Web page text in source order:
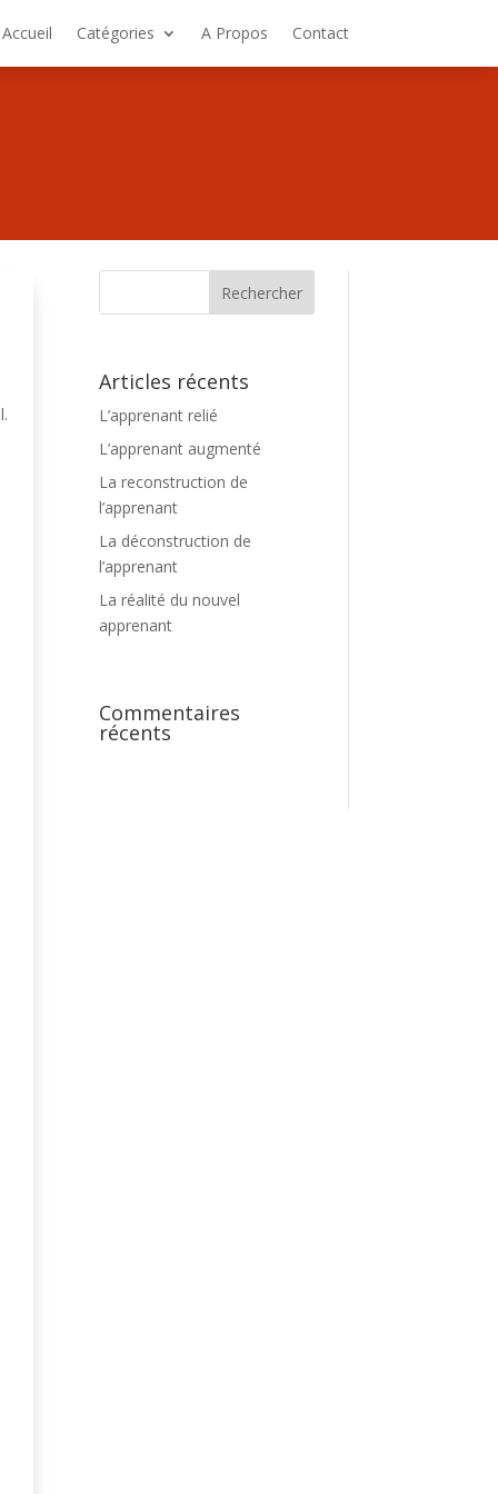
Accueil Catégories A Propos Contact
Articles récents
L’apprenant relié
L’apprenant augmenté
La reconstruction de
l’apprenant
La déconstruction de
l’apprenant
La réalité du nouvel
apprenant
Commentaires
récents